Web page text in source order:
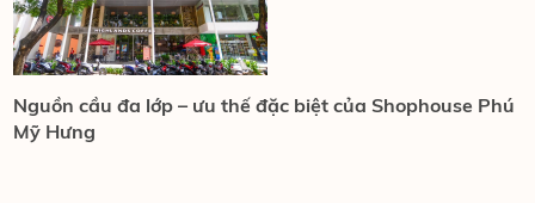
Nguồn cầu đa lớp – ưu thế đặc biệt của Shophouse Phú
Mỹ Hưng